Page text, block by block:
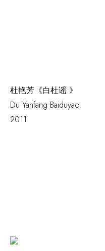
杜艳芳《白杜谣 》
Du Yanfang Baiduyao
2011